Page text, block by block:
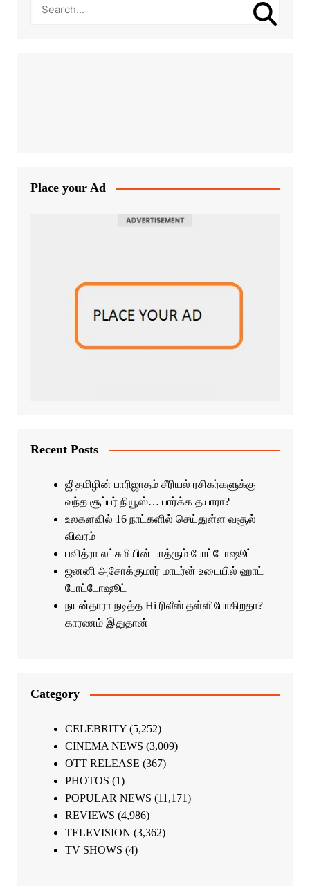
Place your Ad
Recent Posts
ஜீ தமிழின் பாரிஜாதம் சீரியல் ரசிகர்களுக்கு
வந்த சூப்பர் நியூஸ்… பார்க்க தயாரா?
உலகளவில் 16 நாட்களில் செய்துள்ள வசூல்
விவரம்
பவித்ரா லட்சுமியின் பாத்ரூம் போட்டோஷூட்
ஜனனி அசோக்குமார் மாடர்ன் உடையில் ஹாட்
போட்டோஷூட்
நயன்தாரா நடித்த Hi ரிலீஸ் தள்ளிபோகிறதா?
காரணம் இதுதான்
Category
CELEBRITY(5,252)
CINEMA NEWS (3,009)
OTT RELEASE (367)
PHOTOS (1)
POPULAR NEWS (11,171)
REVIEWS (4,986)
TELEVISION (3,362)
TV SHOWS (4)